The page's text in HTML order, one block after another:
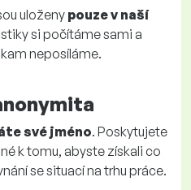
uloženy pouze v naší
si počítáme sami a
neposíláme.
své jméno. Poskytujete
k tomu, abyste získali co
se situací na trhu práce.